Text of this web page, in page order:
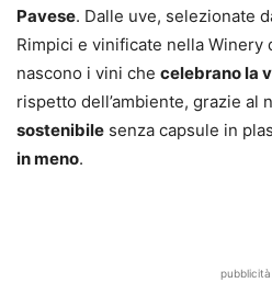
Pavese. Dalle uve, selezionate
Rimpici e vinificate nella Winery
nascono i vini che celebrano la
rispetto dell’ambiente, grazie al
sostenibile senza capsule in
in meno.
pubblicità